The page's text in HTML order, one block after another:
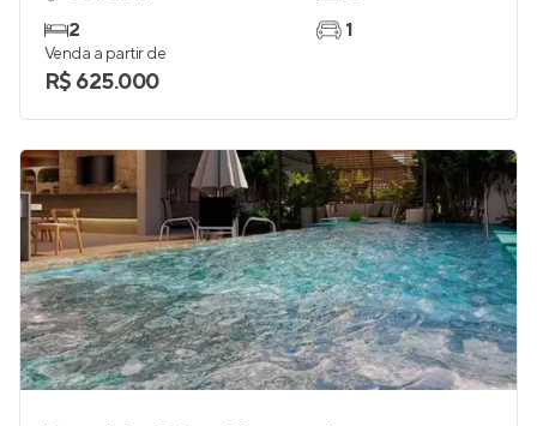
2
1
Venda a partir de
R$ 625.000